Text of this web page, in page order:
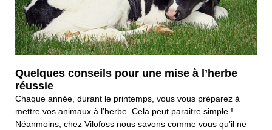
Quelques conseils pour une mise à l’herbe
réussie
Chaque année, durant le printemps, vous vous préparez à
mettre vos animaux à l’herbe. Cela peut paraitre simple !
Néanmoins, chez Vilofoss nous savons comme vous qu’il ne